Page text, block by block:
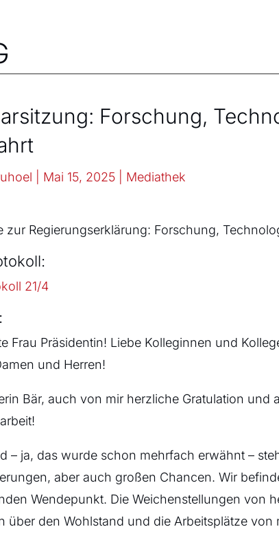
Forschung,
Mai 15, 2025 Mediathek
zur Regierungserklärung: Forschung,
21/4
Frau Präsidentin! Liebe Kolleginnen und
und Herren!
Bär, auch von mir herzliche Gratulation und
– ja, das wurde schon mehrfach erwähnt –
aber auch großen Chancen. Wir
Wendepunkt. Die Weichenstellungen von
über den Wohlstand und die Arbeitsplätze von